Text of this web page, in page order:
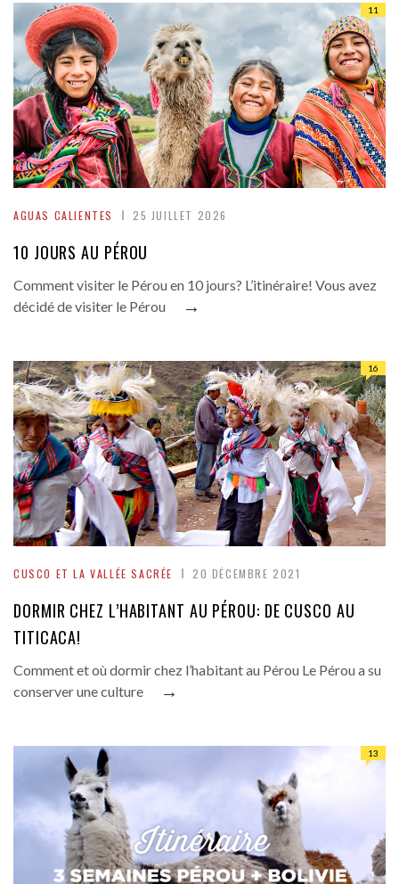
AGUAS CALIENTES 25 JUILLET 2026
11
10 JOURS AU PÉROU
Comment visiter le Pérou en 10 jours? L’itinéraire! Vous avez
décidé de visiter le Pérou
→
CUSCO ET LA VALLÉE SACRÉE 20 DÉCEMBRE 2021
16
DORMIR CHEZ L’HABITANT AU PÉROU: DE CUSCO AU
TITICACA!
Comment et où dormir chez l’habitant au Pérou Le Pérou a su
conserver une culture
→
13